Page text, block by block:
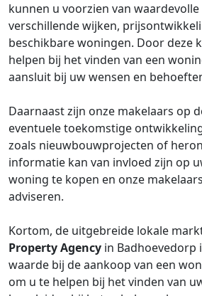
kunnen u voorzien van
verschillende wijken,
beschikbare woningen. Door deze
helpen bij het vinden van een
aansluit bij uw wensen en
Daarnaast zijn onze makelaars op
eventuele toekomstige
zoals nieuwbouwprojecten of
informatie kan van invloed zijn op
woning te kopen en onze
adviseren.
Kortom, de uitgebreide lokale
Property Agency in Badhoevedorp
waarde bij de aankoop van een
om u te helpen bij het vinden van